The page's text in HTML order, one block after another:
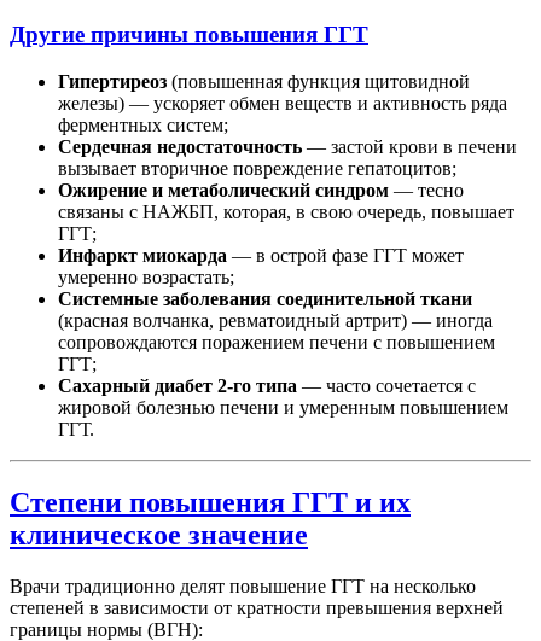
Другие причины повышения ГГТ
Гипертиреоз (повышенная функция щитовидной
железы) — ускоряет обмен веществ и активность ряда
ферментных систем;
Сердечная недостаточность — застой крови в печени
вызывает вторичное повреждение гепатоцитов;
Ожирение и метаболический синдром — тесно
связаны с НАЖБП, которая, в свою очередь, повышает
ГГТ;
Инфаркт миокарда — в острой фазе ГГТ может
умеренно возрастать;
Системные заболевания соединительной ткани
(красная волчанка, ревматоидный артрит) — иногда
сопровождаются поражением печени с повышением
ГГТ;
Сахарный диабет 2-го типа — часто сочетается с
жировой болезнью печени и умеренным повышением
ГГТ.
Степени повышения ГГТ и их
клиническое значение
Врачи традиционно делят повышение ГГТ на несколько
степеней в зависимости от кратности превышения верхней
границы нормы (ВГН):